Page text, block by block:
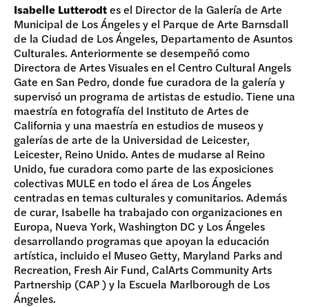
Isabelle Lutterodtes el Director de la Galería de Arte
Municipal de Los Ángeles y el Parque de Arte Barnsdall
de la Ciudad de Los Ángeles, Departamento de Asuntos
Culturales. Anteriormente se desempeñó como
Directora de Artes Visuales en el Centro Cultural Angels
Gate en San Pedro, donde fue curadora de la galería y
supervisó un programa de artistas de estudio. Tiene una
maestría en fotografía del Instituto de Artes de
California y una maestría en estudios de museos y
galerías de arte de la Universidad de Leicester,
Leicester, Reino Unido. Antes de mudarse al Reino
Unido, fue curadora como parte de las exposiciones
colectivas MULE en todo el área de Los Ángeles
centradas en temas culturales y comunitarios. Además
de curar, Isabelle ha trabajado con organizaciones en
Europa, Nueva York, Washington DC y Los Ángeles
desarrollando programas que apoyan la educación
artística, incluido el Museo Getty, Maryland Parks and
Recreation, Fresh Air Fund, CalArts Community Arts
Partnership (CAP ) y la Escuela Marlborough de Los
Ángeles.